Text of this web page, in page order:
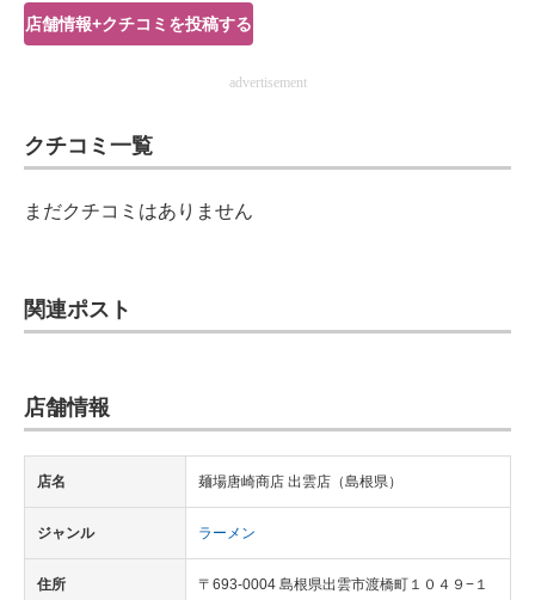
エレクトロニクス専門サイト
電子設計の基本と応用
ちょっと気になるネットの話題
店舗情報+クチコミを投稿する
advertisement
クチコミ一覧
まだクチコミはありません
関連ポスト
店舗情報
店名 麺場唐崎商店 出雲店（島根県）
ジャンル ラーメン
住所 〒693-0004 島根県出雲市渡橋町１０４９−１